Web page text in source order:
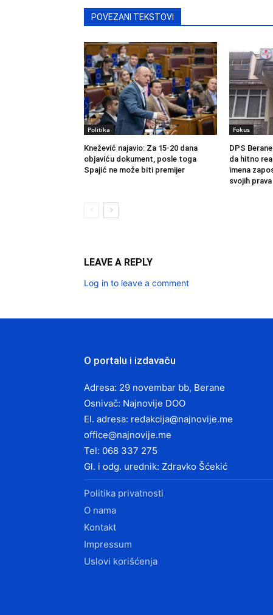
POVEZANI TEKSTOVI
Politika
Knežević najavio: Za 15-20 dana
objaviću dokument, posle toga
Spajić ne može biti premijer
Fokus
DPS
da hitno
imena
svojih prava
LEAVE A REPLY
Log in to leave a comment
O portalu i izdavaču
Adresa: 29 novembar bb, Berane
Osnivač: Najnovije DOO
El. adresa: redakcija@najnovije.me
office@najnovije.me
Tel: 068 337 275
Gl. i odg. urednik: Zdravko Šćekić
Politika privatnosti
O nama
Kontakt
Impressum
Uslovi korišćenja